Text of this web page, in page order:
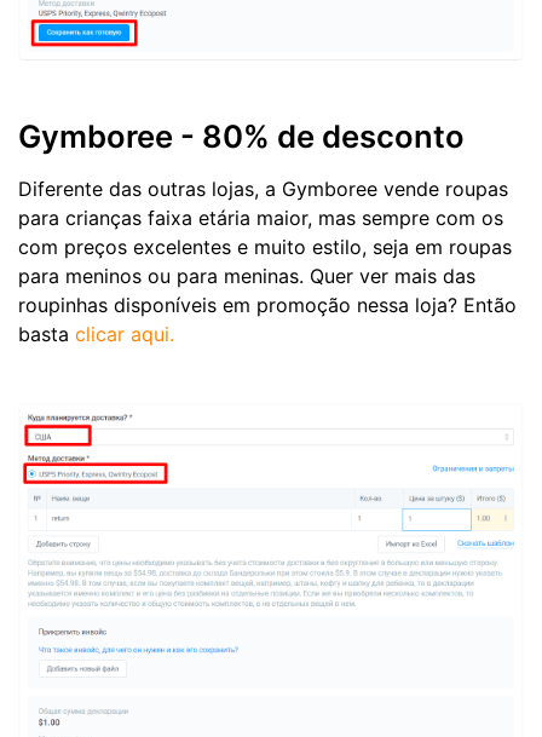
Gymboree - 80% de desconto
Diferente das outras lojas, a Gymboree vende roupas
para crianças faixa etária maior, mas sempre com os
com preços excelentes e muito estilo, seja em roupas
para meninos ou para meninas. Quer ver mais das
roupinhas disponíveis em promoção nessa loja? Então
basta clicar aqui.